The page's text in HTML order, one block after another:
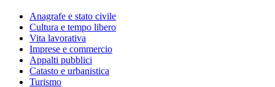
Anagrafe e stato civile
Cultura e tempo libero
Vita lavorativa
Imprese e commercio
Appalti pubblici
Catasto e urbanistica
Turismo